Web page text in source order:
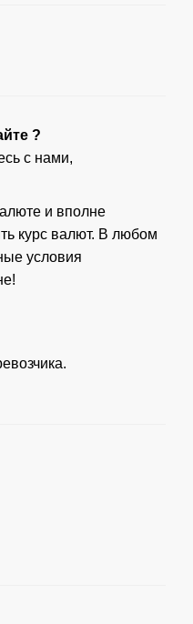
?
с нами,
и вполне
курс валют. В любом
условия